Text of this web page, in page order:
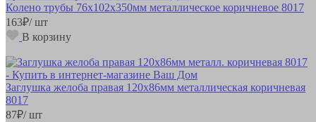
Колено трубы 76х102х350мм металлическое коричневое 8017
163₽/ шт
В корзину
Заглушка желоба правая 120х86мм металлическая коричневая
8017
87₽/ шт